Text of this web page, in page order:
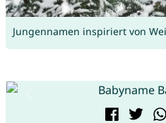
Jungennamen inspiriert von